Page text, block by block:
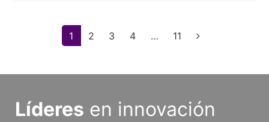
Page
1 Page
2 Page
3 Page
4 … Page
11 Siguiente
Líderes en innovación